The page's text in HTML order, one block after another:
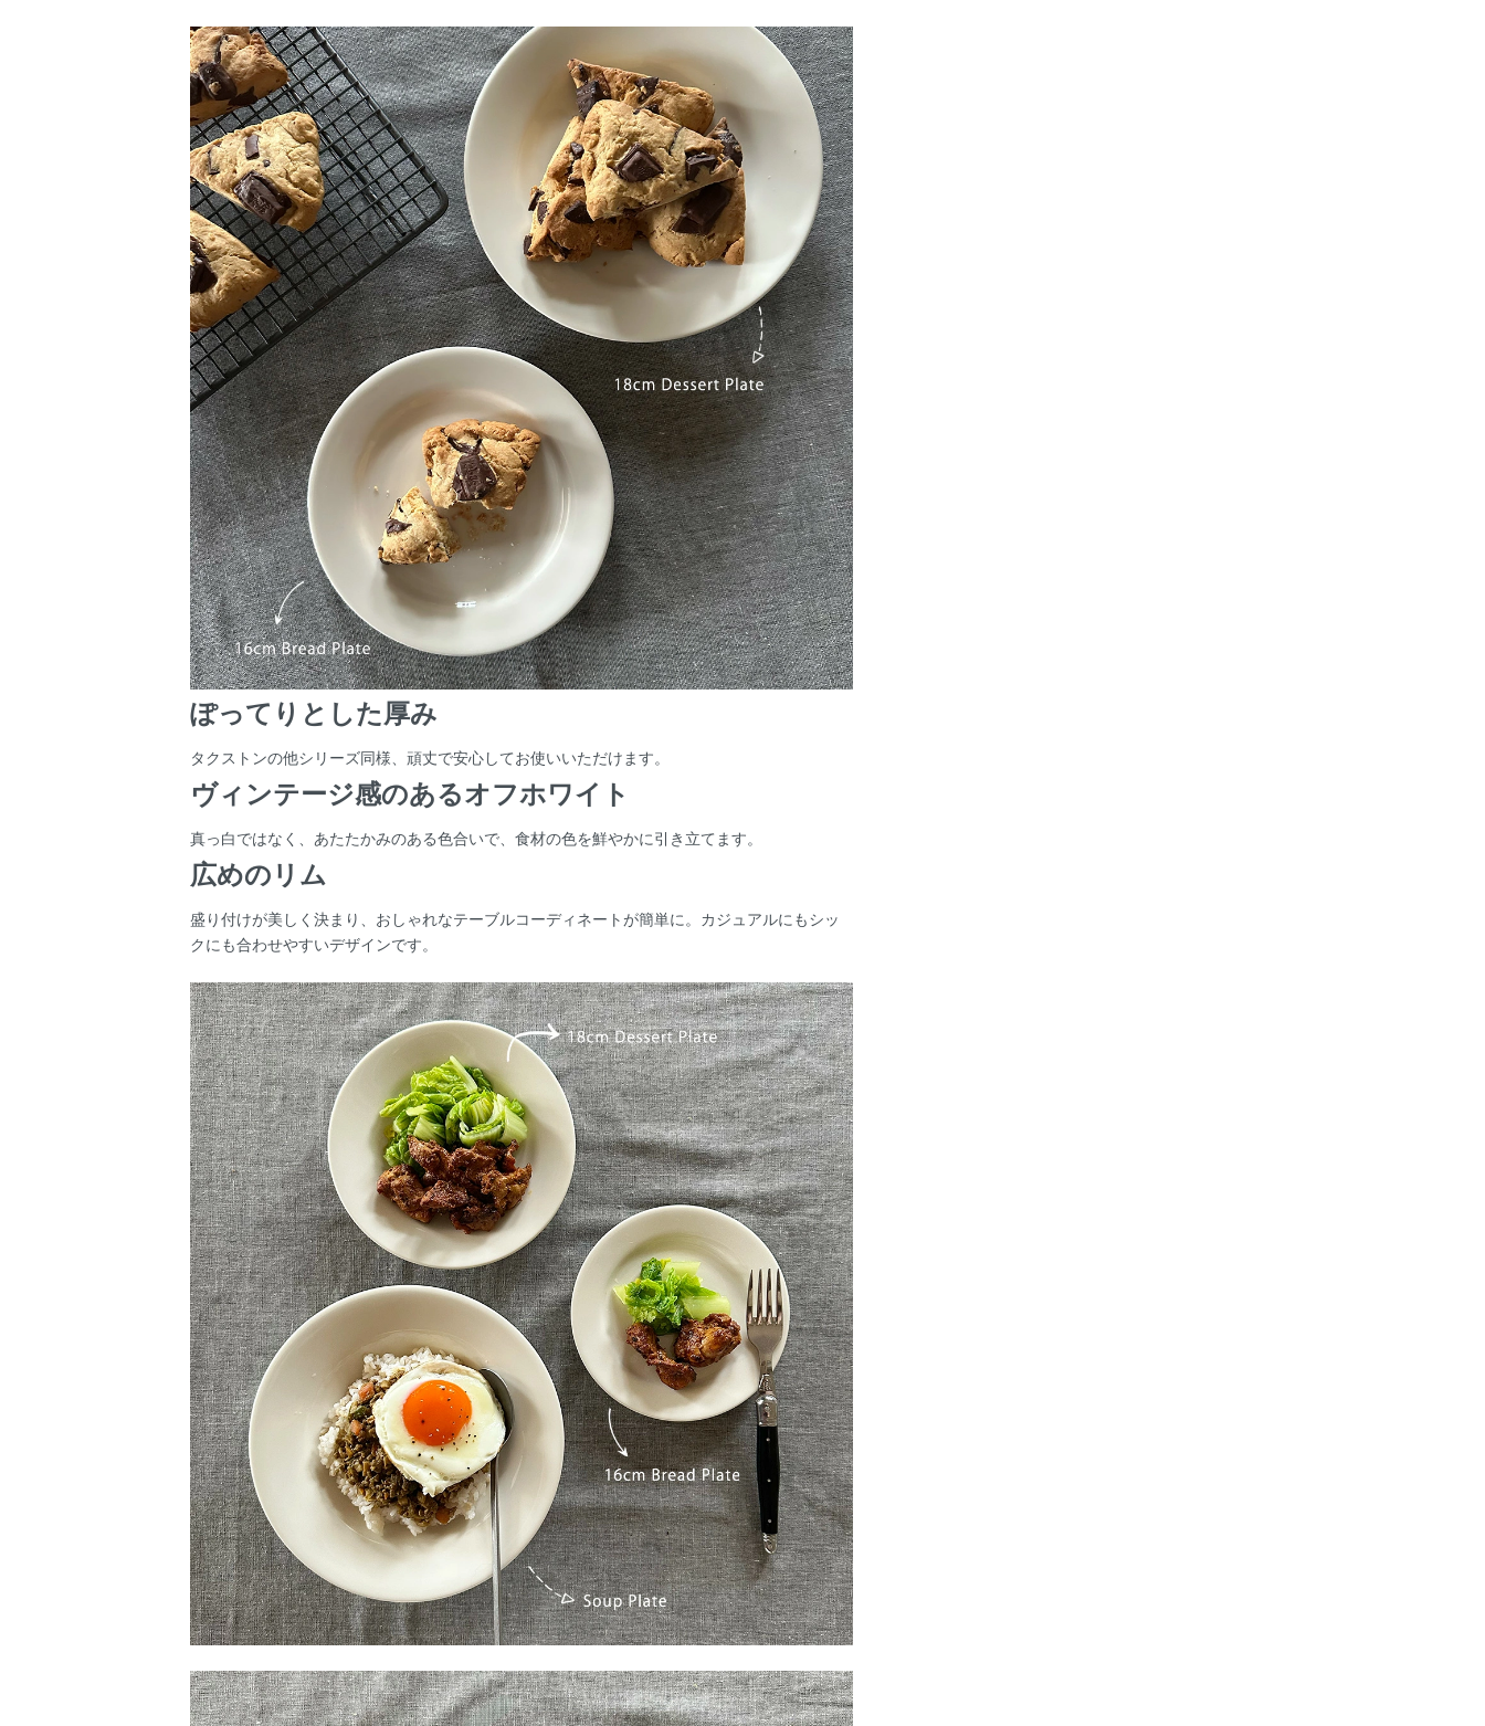
ぽってりとした厚み
タクストンの他シリーズ同様、頑丈で安心してお使いいただけます。
ヴィンテージ感のあるオフホワイト
真っ白ではなく、あたたかみのある色合いで、食材の色を鮮やかに引き立てます。
広めのリム
盛り付けが美しく決まり、おしゃれなテーブルコーディネートが簡単に。カジュアルにもシッ
クにも合わせやすいデザインです。